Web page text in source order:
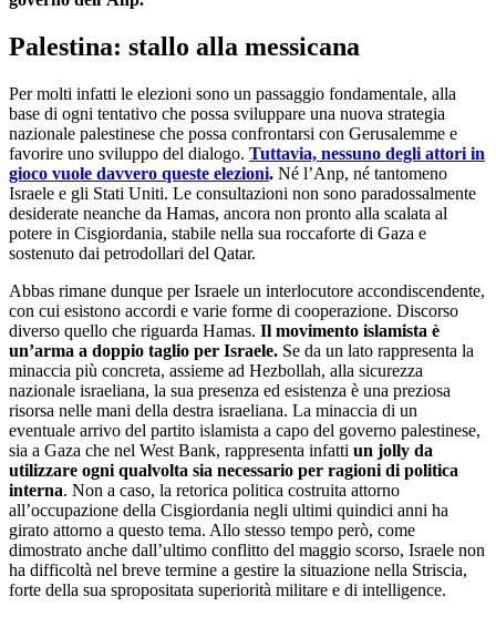
Palestina: stallo alla messicana
Per molti infatti le elezioni sono un passaggio fondamentale, alla
base di ogni tentativo che possa sviluppare una nuova strategia
nazionale palestinese che possa confrontarsi con Gerusalemme e
favorire uno sviluppo del dialogo. Tuttavia, nessuno degli attori in
gioco vuole davvero queste elezioni. Né l’Anp, né tantomeno
Israele e gli Stati Uniti. Le consultazioni non sono paradossalmente
desiderate neanche da Hamas, ancora non pronto alla scalata al
potere in Cisgiordania, stabile nella sua roccaforte di Gaza e
sostenuto dai petrodollari del Qatar.
Abbas rimane dunque per Israele un interlocutore accondiscendente,
con cui esistono accordi e varie forme di cooperazione. Discorso
diverso quello che riguarda Hamas. Il movimento islamista è
un’arma a doppio taglio per Israele. Se da un lato rappresenta la
minaccia più concreta, assieme ad Hezbollah, alla sicurezza
nazionale israeliana, la sua presenza ed esistenza è una preziosa
risorsa nelle mani della destra israeliana. La minaccia di un
eventuale arrivo del partito islamista a capo del governo palestinese,
sia a Gaza che nel West Bank, rappresenta infatti un jolly da
utilizzare ogni qualvolta sia necessario per ragioni di politica
interna. Non a caso, la retorica politica costruita attorno
all’occupazione della Cisgiordania negli ultimi quindici anni ha
girato attorno a questo tema. Allo stesso tempo però, come
dimostrato anche dall’ultimo conflitto del maggio scorso, Israele non
ha difficoltà nel breve termine a gestire la situazione nella Striscia,
forte della sua spropositata superiorità militare e di intelligence.